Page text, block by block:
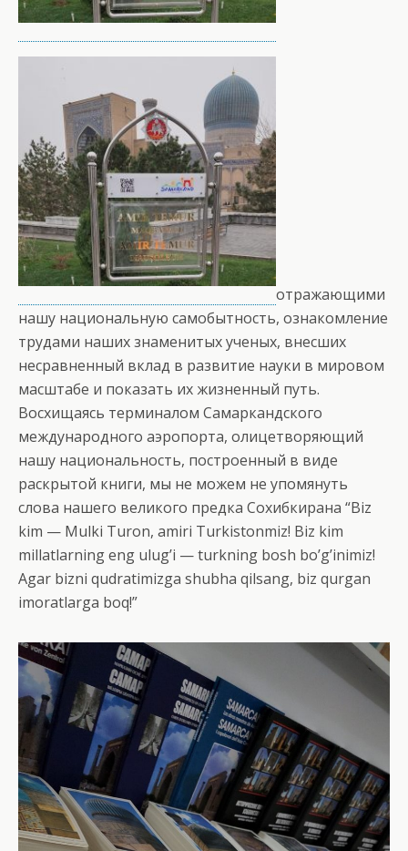
отражающими
нашу национальную самобытность, ознакомление
трудами наших знаменитых ученых, внесших
несравненный вклад в развитие науки в мировом
масштабе и показать их жизненный путь.
Восхищаясь терминалом Самаркандского
международного аэропорта, олицетворяющий
нашу национальность, построенный в виде
раскрытой книги, мы не можем не упомянуть
слова нашего великого предка Сохибкирана “Biz
kim — Mulki Turon, amiri Turkistonmiz! Biz kim
millatlarning eng ulug’i — turkning bosh bo’g’inimiz!
Agar bizni qudratimizga shubha qilsang, biz qurgan
imoratlarga boq!”